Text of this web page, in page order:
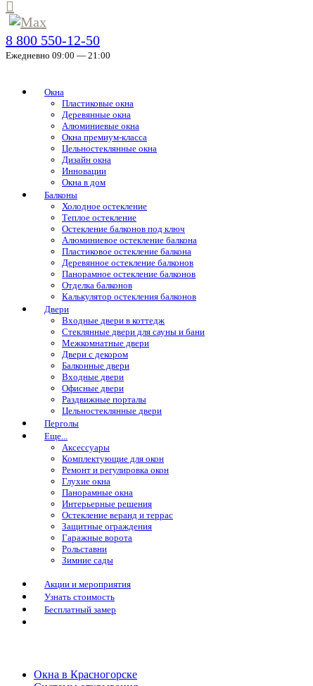
8 800 550-12-50
Ежедневно 09:00 — 21:00
Окна
Пластиковые окна
Деревянные окна
Алюминиевые окна
Окна премиум-класса
Цельностеклянные окна
Дизайн окна
Инновации
Окна в дом
Балконы
Холодное остекление
Теплое остекление
Остекление балконов под ключ
Алюминиевое остекление балкона
Пластиковое остекление балкона
Деревянное остекление балконов
Панорамное остекление балконов
Отделка балконов
Калькулятор остекления балконов
Двери
Входные двери в коттедж
Стеклянные двери для сауны и бани
Межкомнатные двери
Двери с декором
Балконные двери
Входные двери
Офисные двери
Раздвижные порталы
Цельностеклянные двери
Перголы
Еще...
Аксессуары
Комплектующие для окон
Ремонт и регулировка окон
Глухие окна
Панорамные окна
Интерьерные решения
Остекление веранд и террас
Защитные ограждения
Гаражные ворота
Рольставни
Зимние сады
Акции и мероприятия
Узнать стоимость
Бесплатный замер
Окна в Красногорске